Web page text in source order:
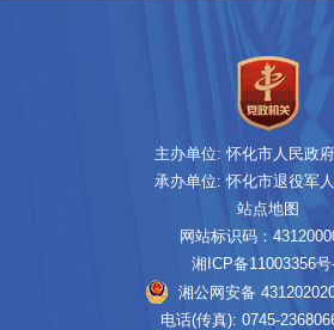
主办单位: 怀化市人民政
承办单位: 怀化市退役军
站点地图
网站标识码：
湘ICP备11003356号
湘公网安备
电话(传真): 0745-